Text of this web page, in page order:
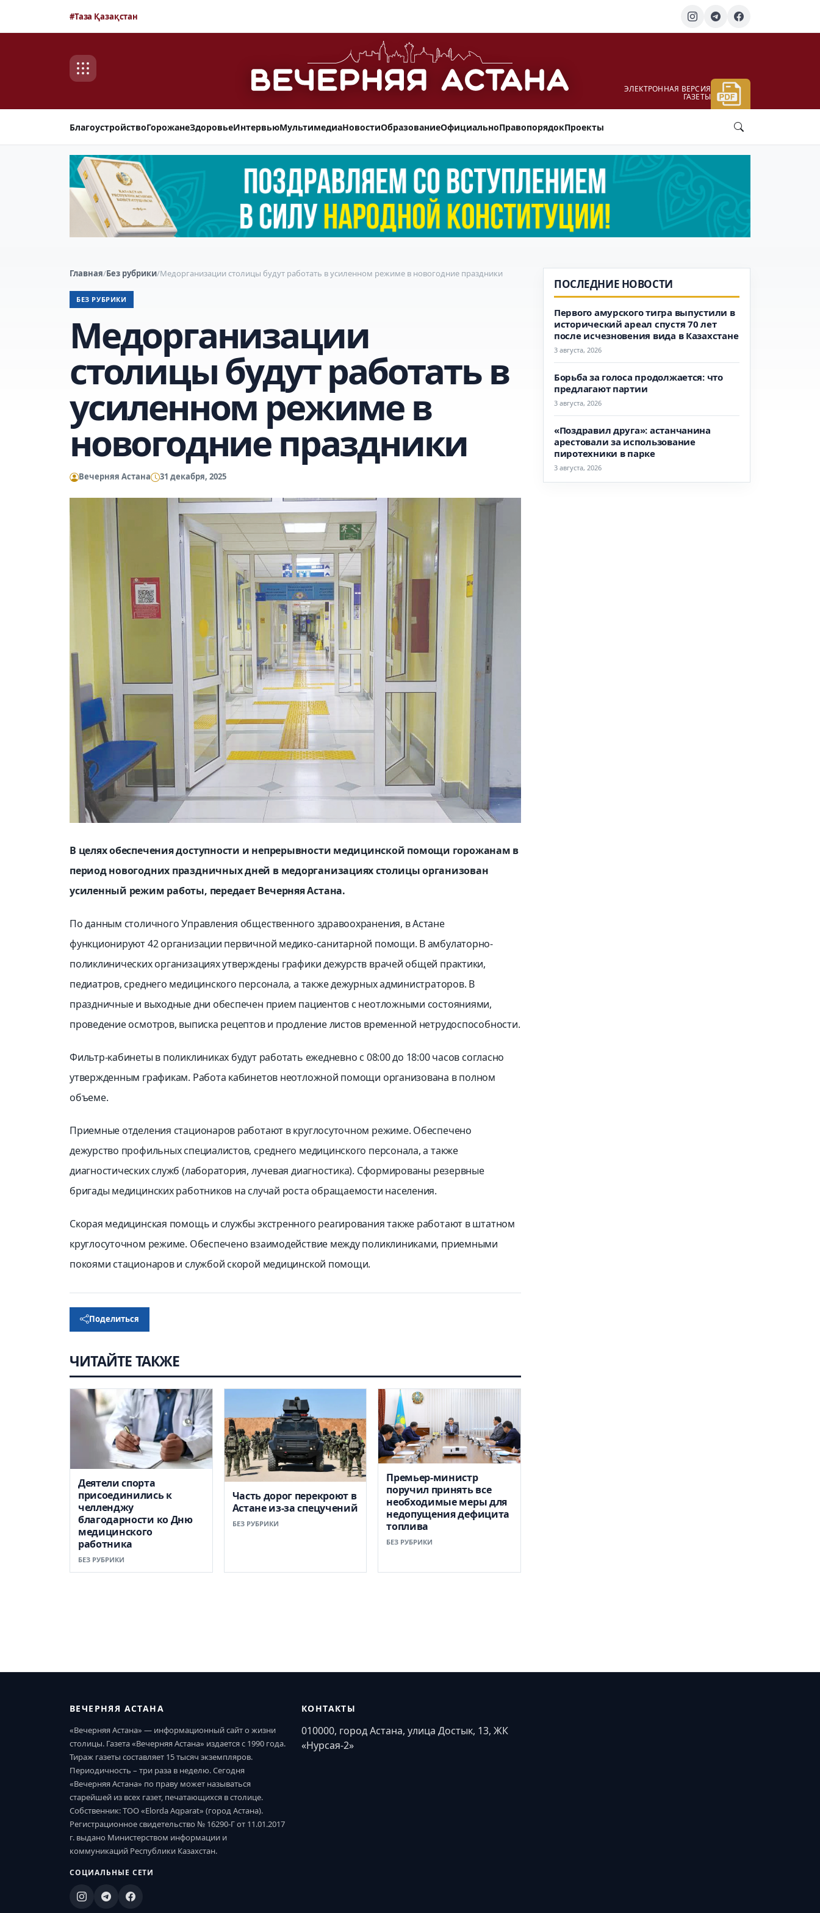
#Таза Қазақстан
ЭЛЕКТРОННАЯ ВЕРСИЯ
ГАЗЕТЫ
БлагоустройствоГорожанеЗдоровьеИнтервьюМультимедиаНовостиОбразованиеОфициальноПравопорядокПроекты
Главная/Без рубрики/Медорганизации столицы будут работать в усиленном режиме в новогодние праздники
БЕЗ РУБРИКИ
Медорганизации
столицы будут работать в
усиленном режиме в
новогодние праздники
Вечерняя Астана 31 декабря, 2025
В целях обеспечения доступности и непрерывности медицинской помощи горожанам в
период новогодних праздничных дней в медорганизациях столицы организован
усиленный режим работы, передает Вечерняя Астана.
По данным столичного Управления общественного здравоохранения, в Астане
функционируют 42 организации первичной медико-санитарной помощи. В амбулаторно-
поликлинических организациях утверждены графики дежурств врачей общей практики,
педиатров, среднего медицинского персонала, а также дежурных администраторов. В
праздничные и выходные дни обеспечен прием пациентов с неотложными состояниями,
проведение осмотров, выписка рецептов и продление листов временной нетрудоспособности.
Фильтр-кабинеты в поликлиниках будут работать ежедневно с 08:00 до 18:00 часов согласно
утвержденным графикам. Работа кабинетов неотложной помощи организована в полном
объеме.
Приемные отделения стационаров работают в круглосуточном режиме. Обеспечено
дежурство профильных специалистов, среднего медицинского персонала, а также
диагностических служб (лаборатория, лучевая диагностика). Сформированы резервные
бригады медицинских работников на случай роста обращаемости населения.
Скорая медицинская помощь и службы экстренного реагирования также работают в штатном
круглосуточном режиме. Обеспечено взаимодействие между поликлиниками, приемными
покоями стационаров и службой скорой медицинской помощи.
Поделиться
ЧИТАЙТЕ ТАКЖЕ
Деятели спорта
присоединились к
челленджу
благодарности ко Дню
медицинского
работника
БЕЗ РУБРИКИ
Часть дорог перекроют в
Астане из-за спецучений
БЕЗ РУБРИКИ
Премьер-министр
поручил принять все
необходимые меры для
недопущения дефицита
топлива
БЕЗ РУБРИКИ
ПОСЛЕДНИЕ НОВОСТИ
Первого амурского тигра выпустили в
исторический ареал спустя 70 лет
после исчезновения вида в Казахстане
3 августа, 2026
Борьба за голоса продолжается: что
предлагают партии
3 августа, 2026
«Поздравил друга»: астанчанина
арестовали за использование
пиротехники в парке
3 августа, 2026
ВЕЧЕРНЯЯ АСТАНА
«Вечерняя Астана» — информационный сайт о жизни
столицы. Газета «Вечерняя Астана» издается с 1990 года.
Тираж газеты составляет 15 тысяч экземпляров.
Периодичность – три раза в неделю. Сегодня
«Вечерняя Астана» по праву может называться
старейшей из всех газет, печатающихся в столице.
Собственник: ТОО «Elorda Aqparat» (город Астана).
Регистрационное свидетельство № 16290-Г от 11.01.2017
г. выдано Министерством информации и
коммуникаций Республики Казахстан.
СОЦИАЛЬНЫЕ СЕТИ
КОНТАКТЫ
010000, город Астана, улица Достык, 13, ЖК
«Нурсая-2»